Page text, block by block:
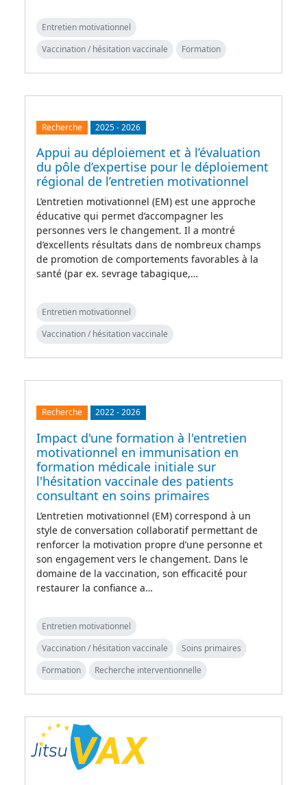
Entretien motivationnel
Vaccination / hésitation vaccinale
Formation
Recherche 2025-2026
Appui au déploiement et à l’évaluation
du pôle d’expertise pour le déploiement
régional de l’entretien motivationnel
L’entretien motivationnel (EM) est une approche
éducative qui permet d’accompagner les
personnes vers le changement. Il a montré
d’excellents résultats dans de nombreux champs
de promotion de comportements favorables à la
santé (par ex. sevrage tabagique,…
Entretien motivationnel
Vaccination / hésitation vaccinale
Recherche 2022-2026
Impact d'une formation à l'entretien
motivationnel en immunisation en
formation médicale initiale sur
l'hésitation vaccinale des patients
consultant en soins primaires
L’entretien motivationnel (EM) correspond à un
style de conversation collaboratif permettant de
renforcer la motivation propre d’une personne et
son engagement vers le changement. Dans le
domaine de la vaccination, son efficacité pour
restaurer la confiance a…
Entretien motivationnel
Vaccination / hésitation vaccinale
Soins primaires
Formation
Recherche interventionnelle